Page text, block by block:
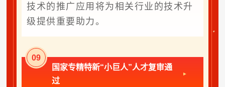
技术的推广应用将为相关行业的技术升
级提供重要助力。
09
国家专精特新“小巨人”人才复审通
过